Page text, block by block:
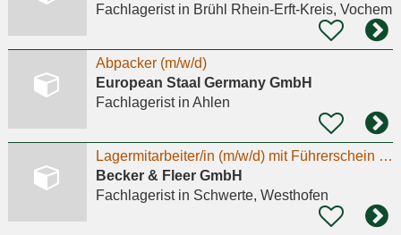
Fachlageristin Brühl Rhein-Erft-Kreis, Vochem
Abpacker (m/w/d)
European Staal Germany GmbH
Fachlageristin Ahlen
Lagermitarbeiter/in (m/w/d) mit Führerschein für Auslieferungsfahrten in Schwerte gesucht!
Becker & Fleer GmbH
Fachlageristin Schwerte, Westhofen